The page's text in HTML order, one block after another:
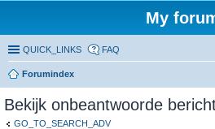
My
QUICK_LINKS FAQ
Forumindex
Bekijk onbeantwoorde
GO_TO_SEARCH_ADV